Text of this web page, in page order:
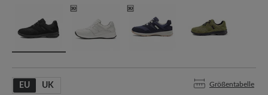
EU UK Größentabelle